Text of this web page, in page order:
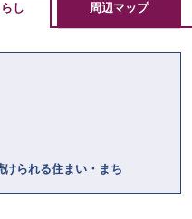
り
し 周辺マップ
られる住まい・まち